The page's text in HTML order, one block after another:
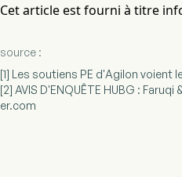
Cet article est fourni à titre
source :
[1] Les soutiens PE d'Agilon
[2] AVIS D'ENQUÊTE HUBG :
er.com